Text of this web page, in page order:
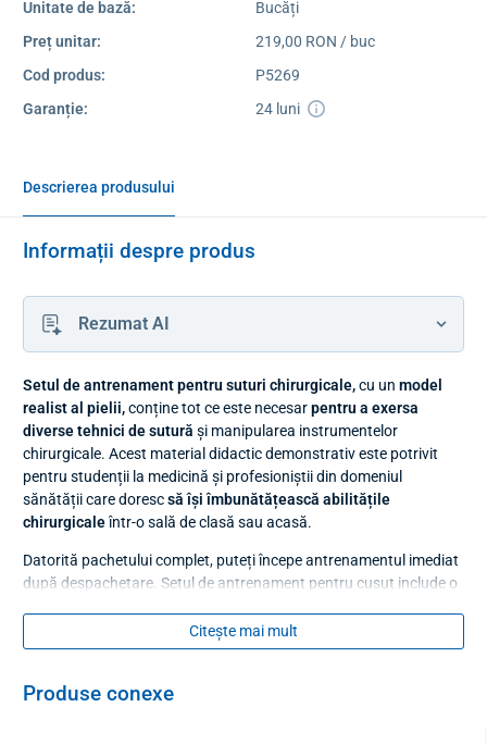
Unitate de bază:
Bucăți
Preț unitar:
219,00 RON / buc
Cod produs:
P5269
Garanție:
24 luni
Descrierea produsului
Informații despre produs
Rezumat AI
Setul de antrenament pentru suturi chirurgicale,cu un model
realist al pielii,conține tot ce este necesarpentru a exersa
diverse tehnici de sutură și manipularea instrumentelor
chirurgicale. Acest material didactic demonstrativ este potrivit
pentru studenții la medicină și profesioniștii din domeniul
sănătății care dorescsă își îmbunătățească abilitățile
chirurgicaleîntr-o sală de clasă sau acasă.
Datorită pachetului complet, puteți începe antrenamentul imediat
după despachetare. Setul de antrenament pentru cusut include o
structura țesutului uman- piele, grăsime și mușchi. Modelul de
piele oferăo rezistență autentică la penetrarea acului, ceea ce
adecvate în timpul unei proceduri reale. Pernuța este durabilă și
Citește mai mult
Produse conexe